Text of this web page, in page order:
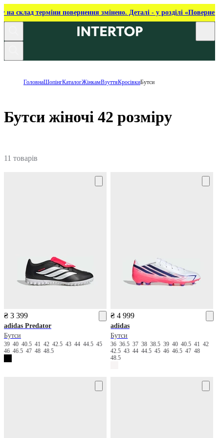
на склад терміни повернення змінено. Деталі - у розділі
ГоловнаШопінгКаталогЖінкамВзуттяКросівкиБутси
Бутси жіночі 42 розміру
11 товарів
₴ 3 399
adidas Predator
Бутси
39 40 40.5 41 42 42.5 43 44 44.5 45
46 46.5 47 48 48.5
₴ 4 999
adidas
Бутси
3636.5373838.5394040.54142
42.5434444.5454646.54748
48.5